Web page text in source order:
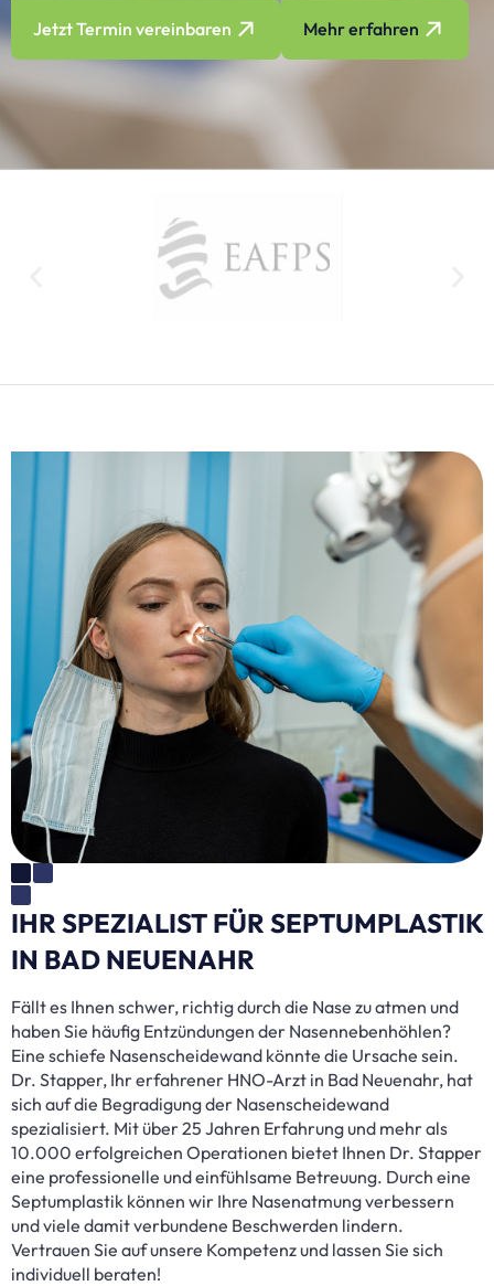
Jetzt Termin vereinbaren Mehr erfahren
IHR SPEZIALIST FÜR SEPTUMPLASTIK
IN BAD NEUENAHR
Fällt es Ihnen schwer, richtig durch die Nase zu atmen und
haben Sie häufig Entzündungen der Nasennebenhöhlen?
Eine schiefe Nasenscheidewand könnte die Ursache sein.
Dr. Stapper, Ihr erfahrener HNO-Arzt in Bad Neuenahr, hat
sich auf die Begradigung der Nasenscheidewand
spezialisiert. Mit über 25 Jahren Erfahrung und mehr als
10.000 erfolgreichen Operationen bietet Ihnen Dr. Stapper
eine professionelle und einfühlsame Betreuung. Durch eine
Septumplastik können wir Ihre Nasenatmung verbessern
und viele damit verbundene Beschwerden lindern.
Vertrauen Sie auf unsere Kompetenz und lassen Sie sich
individuell beraten!